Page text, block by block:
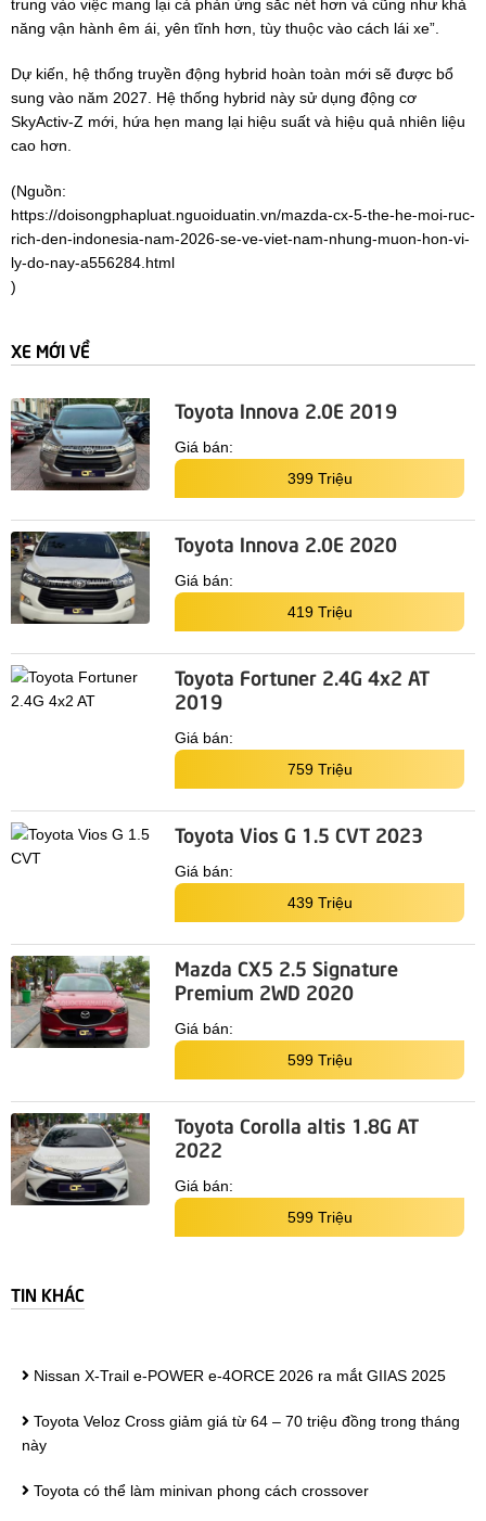
trung vào việc mang lại cả phản ứng sắc nét hơn và cũng như khả
năng vận hành êm ái, yên tĩnh hơn, tùy thuộc vào cách lái xe”.
Dự kiến, hệ thống truyền động hybrid hoàn toàn mới sẽ được bổ
sung vào năm 2027. Hệ thống hybrid này sử dụng động cơ
SkyActiv-Z mới, hứa hẹn mang lại hiệu suất và hiệu quả nhiên liệu
cao hơn.
(Nguồn:
https://doisongphapluat.nguoiduatin.vn/mazda-cx-5-the-he-moi-ruc-
rich-den-indonesia-nam-2026-se-ve-viet-nam-nhung-muon-hon-vi-
ly-do-nay-a556284.html
)
XE MỚI VỀ
Toyota Innova 2.0E 2019
Giá bán:
399 Triệu
Toyota Innova 2.0E 2020
Giá bán:
419 Triệu
Toyota Fortuner 2.4G 4x2 AT
2019
Giá bán:
759 Triệu
Toyota Vios G 1.5 CVT 2023
Giá bán:
439 Triệu
Mazda CX5 2.5 Signature
Premium 2WD 2020
Giá bán:
599 Triệu
Toyota Corolla altis 1.8G AT
2022
Giá bán:
599 Triệu
TIN KHÁC
Nissan X-Trail e-POWER e-4ORCE 2026 ra mắt GIIAS 2025
Toyota Veloz Cross giảm giá từ 64 – 70 triệu đồng trong tháng
này
Toyota có thể làm minivan phong cách crossover